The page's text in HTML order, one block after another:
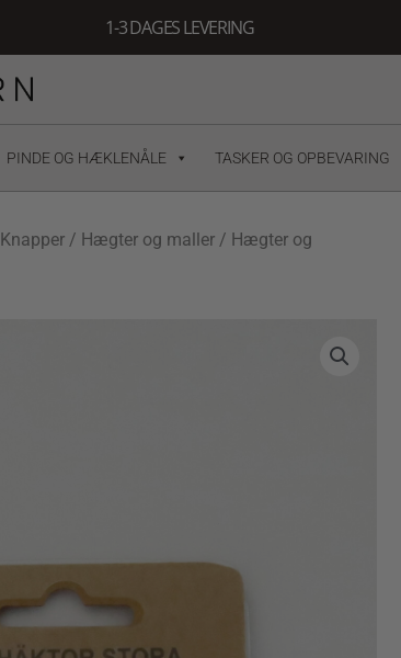
1-3 DAGES LEVERING
PINDE OG HÆKLENÅLE TASKER OG OPBEVARING
Knapper / Hægter og maller / Hægter og